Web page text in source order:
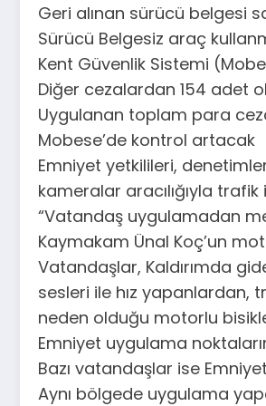
Geri alınan sürücü belgesi
Sürücü Belgesiz araç
Kent Güvenlik Sistemi
Diğer cezalardan 154 adet
Uygulanan toplam para
Mobese’de kontrol artacak
Emniyet yetkilileri,
kameralar aracılığıyla
“Vatandaş uygulamadan
Kaymakam Ünal Koç’un
Vatandaşlar, Kaldırımda
sesleri ile hız yapanlardan,
neden olduğu motorlu
Emniyet uygulama
Bazı vatandaşlar ise
Aynı bölgede uygulama